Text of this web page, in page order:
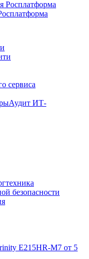
сервиса
Аудит ИТ-
безопасности